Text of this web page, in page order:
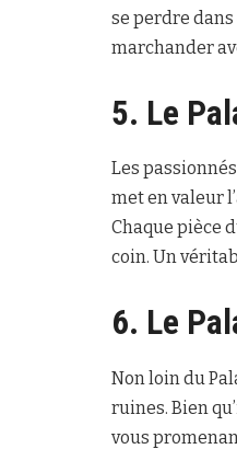
se perdre
marchander
5. Le
Les
met en valeur
Chaque pièce
coin. Un
6. Le
Non loin du
ruines. Bien
vous